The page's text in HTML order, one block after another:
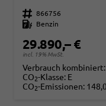
Fahrzeugnr. 866756
Kraftstoff
Benzin
29.890,– €
incl. 19% MwSt.
Verbrauch kombiniert:
CO2-Klasse: E
CO2-Emissionen: